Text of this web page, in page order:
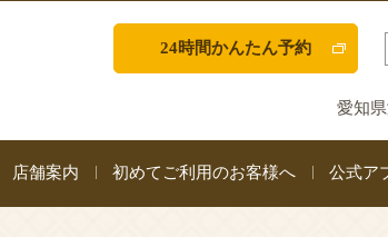
24時間かんたん予約
愛知
店舗案内 初めてご利用のお客様へ 公式ア